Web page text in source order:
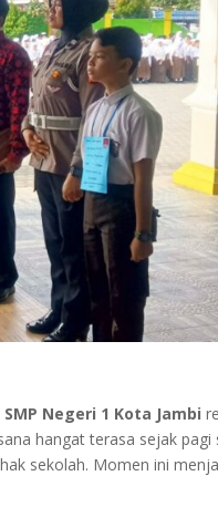
SMP Negeri 1 Kota Jambi
hangat terasa sejak pagi
sekolah. Momen ini